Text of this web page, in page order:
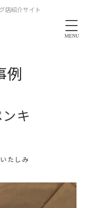
店紹介サイト
MENU
例
キ
たしみ